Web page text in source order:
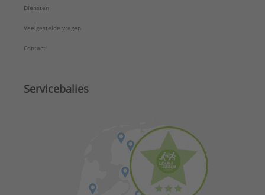
Diensten
Veelgestelde vragen
Contact
Servicebalies